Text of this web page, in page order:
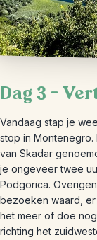
Dag 3 –
Vandaag stap je
stop in Montenegro.
van Skadar
je ongeveer twee
Podgorica.
bezoeken waard,
het meer of doe
richting het